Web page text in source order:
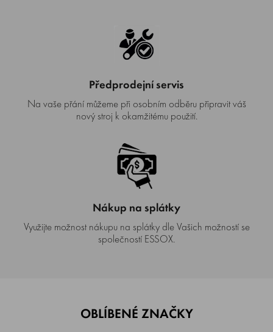
Předprodejní servis
Na vaše přání můžeme při osobním odběru připravit váš
nový stroj k okamžitému použití.
Nákup na splátky
Využijte možnost nákupu na splátky dle Vašich možností se
společností ESSOX.
OBLÍBENÉ ZNAČKY